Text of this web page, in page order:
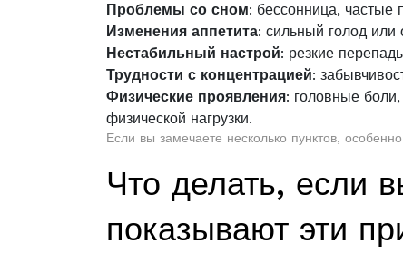
Проблемы со сном: бессонница, частые
Изменения аппетита: сильный голод или
Нестабильный настрой: резкие
Трудности с концентрацией:
Физические проявления: головные
физической нагрузки.
Если вы замечаете несколько пунктов,
Что делать, если
показывают эти